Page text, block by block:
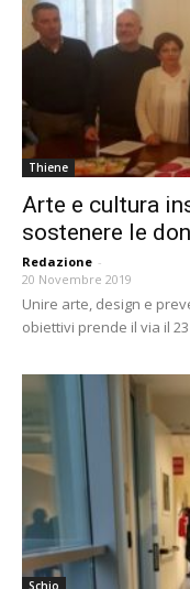
Thiene
Arte e cultura
sostenere le
Redazione -
20 Novembre 2019
Unire arte, design e
obiettivi prende il via il
Schio